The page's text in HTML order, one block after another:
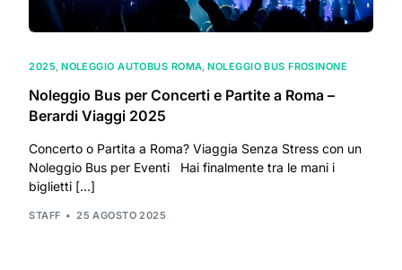
2025,NOLEGGIO AUTOBUS ROMA,NOLEGGIO BUS FROSINONE
Noleggio Bus per Concerti e Partite a Roma –
Berardi Viaggi 2025
Concerto o Partita a Roma? Viaggia Senza Stress con un
Noleggio Bus per Eventi Hai finalmente tra le mani i
biglietti […]
STAFF 25 AGOSTO 2025